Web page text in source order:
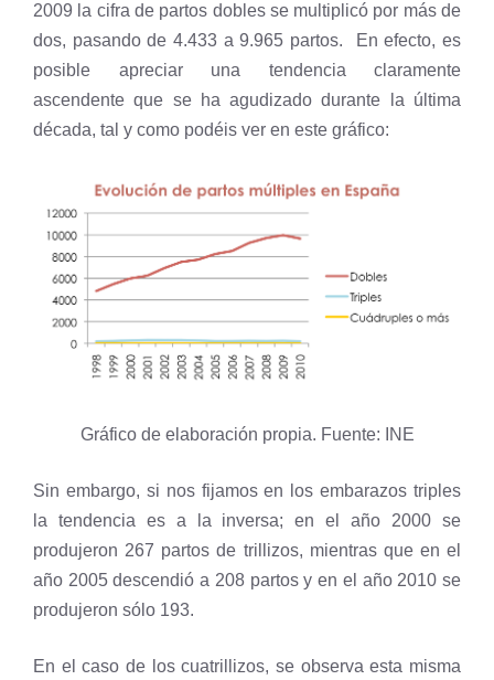
2009 la cifra de partos dobles se multiplicó por más de
dos, pasando de 4.433 a 9.965 partos. En efecto, es
posible apreciar una tendencia claramente
ascendente que se ha agudizado durante la última
década, tal y como podéis ver en este gráfico:
Gráfico de elaboración propia. Fuente: INE
Sin embargo, si nos fijamos en los embarazos triples
la tendencia es a la inversa; en el año 2000 se
produjeron 267 partos de trillizos, mientras que en el
año 2005 descendió a 208 partos y en el año 2010 se
produjeron sólo 193.
En el caso de los cuatrillizos, se observa esta misma